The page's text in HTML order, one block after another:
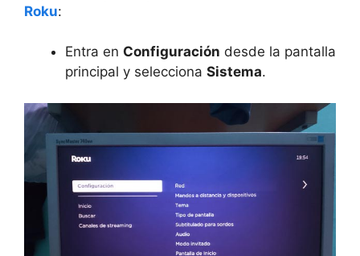
Roku:
Entra en Configuración desde la pantalla
principal y selecciona Sistema.